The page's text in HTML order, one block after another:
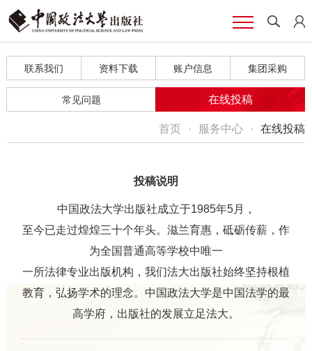
联系我们 资料下载 账户信息 集团采购
常见问题 在线投稿
首页 · 服务中心 · 在线投稿
投稿说明
中国政法大学出版社成立于1985年5月，
至今已走过煌煌三十个年头。滋兰育惠，砥砺传薪，作
为全国普通高等学校中唯一
一所法律专业出版机构，我们法大出版社始终坚持根植
教育，弘扬学术的理念。中国政法大学是中国法学的最
高学府，出版社的发展立足法大。